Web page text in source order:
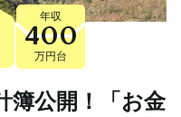
年収
400
万円台
簿公開！「お金